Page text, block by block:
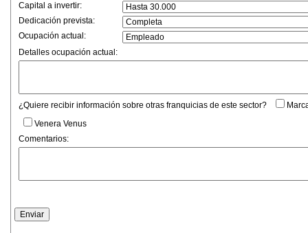
Capital a invertir:
Dedicación prevista:
Ocupación actual:
Detalles ocupación actual:
¿Quiere recibir información sobre otras franquicias de este sector?
Venera Venus
Comentarios: